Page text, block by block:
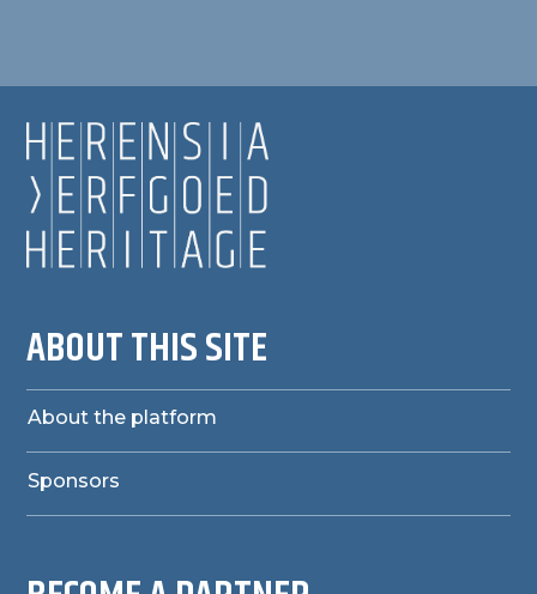
ABOUT THIS SITE
About the platform
Sponsors